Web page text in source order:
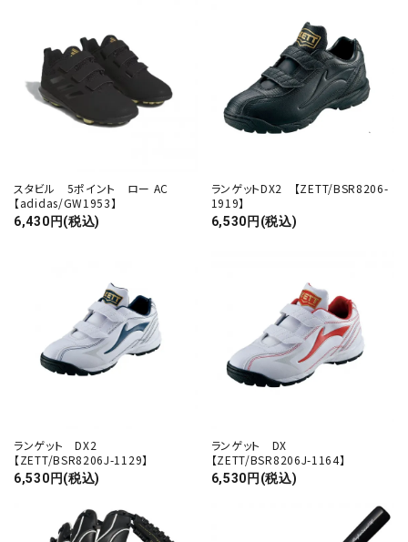
スタビル 5ポイント ロー AC
【adidas/GW1953】
6,430円(税込)
ランゲットDX2 【ZETT/BSR8206-
1919】
6,530円(税込)
ランゲット DX2
【ZETT/BSR8206J-1129】
6,530円(税込)
ランゲット DX
【ZETT/BSR8206J-1164】
6,530円(税込)